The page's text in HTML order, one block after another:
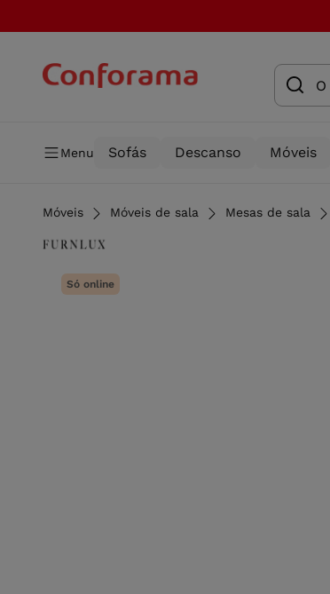
Menu Sofás Descanso Móveis
Móveis Móveis de sala Mesas de sala
Só online